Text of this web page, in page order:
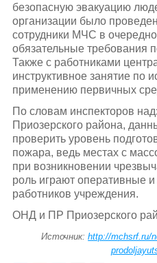
безопасную эвакуацию
организации было
сотрудники МЧС в
обязательные требования
Также с работниками
инструктивное занятие по
применению первичных
По словам инспекторов
Приозерского района,
проверить уровень
пожара, ведь местах с
при возникновении
роль играют оперативные
работников учреждения.
ОНД и ПР Приозерского
Источник:http://mchsrf.ru/